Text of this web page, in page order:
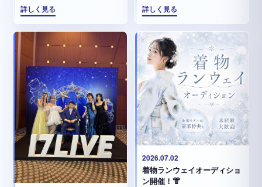
詳しく見る 詳しく見る
2026.07.02
着物ランウェイオーディショ
ン開催！👘